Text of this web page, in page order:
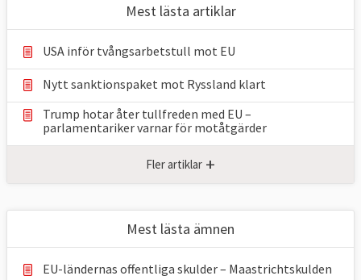
Mest lästa artiklar
USA inför tvångsarbetstull mot EU
Nytt sanktionspaket mot Ryssland klart
Trump hotar åter tullfreden med EU –
parlamentariker ⁠varnar för motåtgärder
Fler artiklar +
Mest lästa ämnen
EU-ländernas offentliga skulder – Maastrichtskulden